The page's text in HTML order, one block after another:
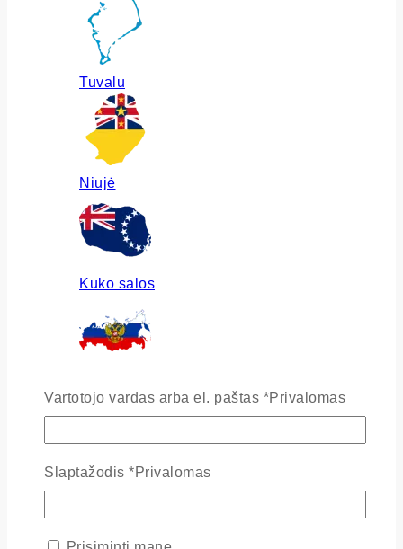
Tuvalu
Niujė
Kuko salos
Vartotojo vardas arba el. paštas *Privalomas
Slaptažodis *Privalomas